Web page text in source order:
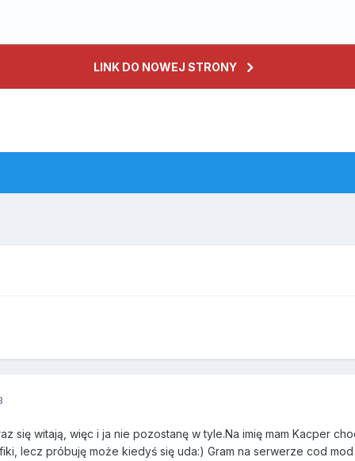
LINK DO NOWEJ STRONY
się witają, więc i ja nie pozostanę w tyle.Na imię mam Kacper
lecz próbuję może kiedyś się uda:) Gram na serwerze cod